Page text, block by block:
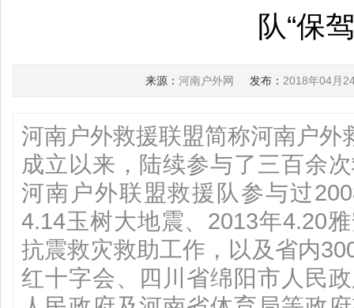
队“保
来源： 河南户外网 发布： 2018年04月
河南户外救援联盟简称河南户
成立以来，陆续参与了三百余
河南户外联盟救援队参与过
4.14玉树大地震、2013年4.20
抗震救灾救助工作，以及省内
红十字会、四川省绵阳市人民